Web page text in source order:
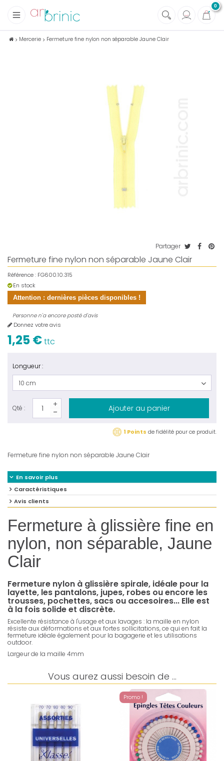
0
Tissus
Mercerie Fermeture fine nylon non séparable Jaune Clair
Partager
Fermeture fine nylon non séparable Jaune Clair
Référence : FG600.10.315
En stock
Attention : dernières pièces disponibles !
Personne n'a encore posté d'avis
Donnez votre avis
1,25 €ttc
Longueur :
10 cm
Qté : Ajouter au panier
1 Points de fidélité pour ce produit.
Fermeture fine nylon non séparable Jaune Clair
En savoir plus
Caractéristiques
Avis clients
Fermeture à glissière fine en
nylon, non séparable, Jaune
Clair
Fermeture nylon à glissière spirale, idéale pour la
layette, les pantalons, jupes, robes ou encore les
trousses, pochettes, sacs ou accesoires... Elle est
à la fois solide et discrète.
Excellente résistance à l'usage et aux lavages : la maille en nylon
résiste aux déformations et aux fortes sollicitations, ce qui en fait la
fermeture idéale également pour la bagagerie et les utilisations
outdoor.
Largeur de la maille 4mm
Vous aurez aussi besoin de ...
Promo !